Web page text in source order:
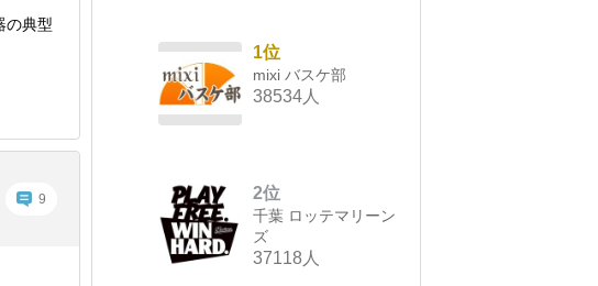
の典型
9
1位
mixi バスケ部
38534人
2位
千葉 ロッテマリーン
ズ
37118人